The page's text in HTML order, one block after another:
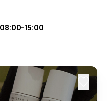
08:00-15:00